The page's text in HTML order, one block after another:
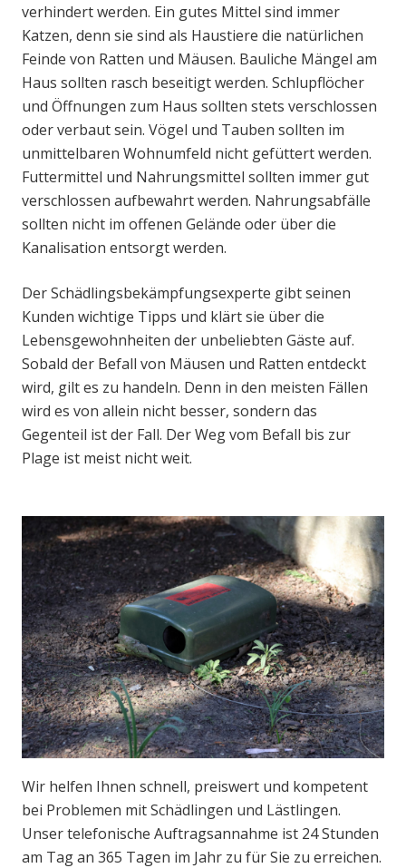
verhindert werden. Ein gutes Mittel sind immer
Katzen, denn sie sind als Haustiere die natürlichen
Feinde von Ratten und Mäusen. Bauliche Mängel am
Haus sollten rasch beseitigt werden. Schlupflöcher
und Öffnungen zum Haus sollten stets verschlossen
oder verbaut sein. Vögel und Tauben sollten im
unmittelbaren Wohnumfeld nicht gefüttert werden.
Futtermittel und Nahrungsmittel sollten immer gut
verschlossen aufbewahrt werden. Nahrungsabfälle
sollten nicht im offenen Gelände oder über die
Kanalisation entsorgt werden.
Der Schädlingsbekämpfungsexperte gibt seinen
Kunden wichtige Tipps und klärt sie über die
Lebensgewohnheiten der unbeliebten Gäste auf.
Sobald der Befall von Mäusen und Ratten entdeckt
wird, gilt es zu handeln. Denn in den meisten Fällen
wird es von allein nicht besser, sondern das
Gegenteil ist der Fall. Der Weg vom Befall bis zur
Plage ist meist nicht weit.
Wir helfen Ihnen schnell, preiswert und kompetent
bei Problemen mit Schädlingen und Lästlingen.
Unser telefonische Auftragsannahme ist 24 Stunden
am Tag an 365 Tagen im Jahr zu für Sie zu erreichen.